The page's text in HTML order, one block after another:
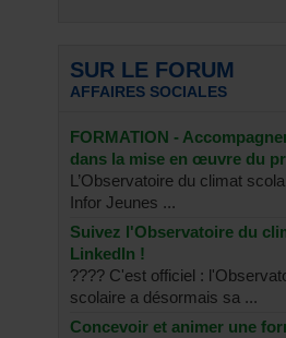
SUR LE FORUM
AFFAIRES SOCIALES
FORMATION -
dans la mise en œuvre du
L’Observatoire du climat
Infor Jeunes ...
Suivez l'Observatoire du
LinkedIn !
???? C'est officiel :
scolaire a désormais sa ...
Concevoir et animer une